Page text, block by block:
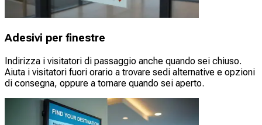
Adesivi per finestre
Indirizza i visitatori di passaggio anche quando sei chiuso.
Aiuta i visitatori fuori orario a trovare sedi alternative e opzioni
di consegna, oppure a tornare quando sei aperto.